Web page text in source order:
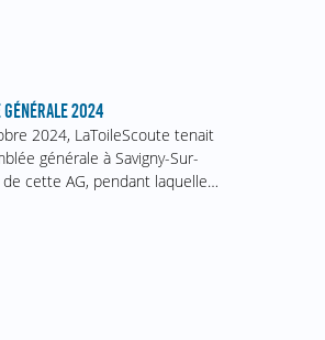
GÉNÉRALE 2024
2024, LaToileScoute tenait
générale à Savigny-Sur-
de cette AG, pendant laquelle…